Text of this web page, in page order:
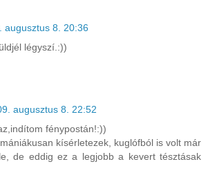
augusztus 8. 20:36
légyszí.:))
augusztus 8. 22:52
fénypostán!:))
kísérletezek, kuglófból is volt már
de eddig ez a legjobb a kevert tésztásak